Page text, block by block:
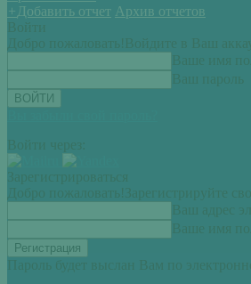
+ Добавить отчет Архив отчетов
Войти
Добро пожаловать! Войдите в Ваш
Ваше имя
Ваш пароль
Войти через:
Зарегистрироваться
Добро пожаловать! Зарегистрируйте
Ваш адрес
Ваше имя
Пароль будет выслан Вам по